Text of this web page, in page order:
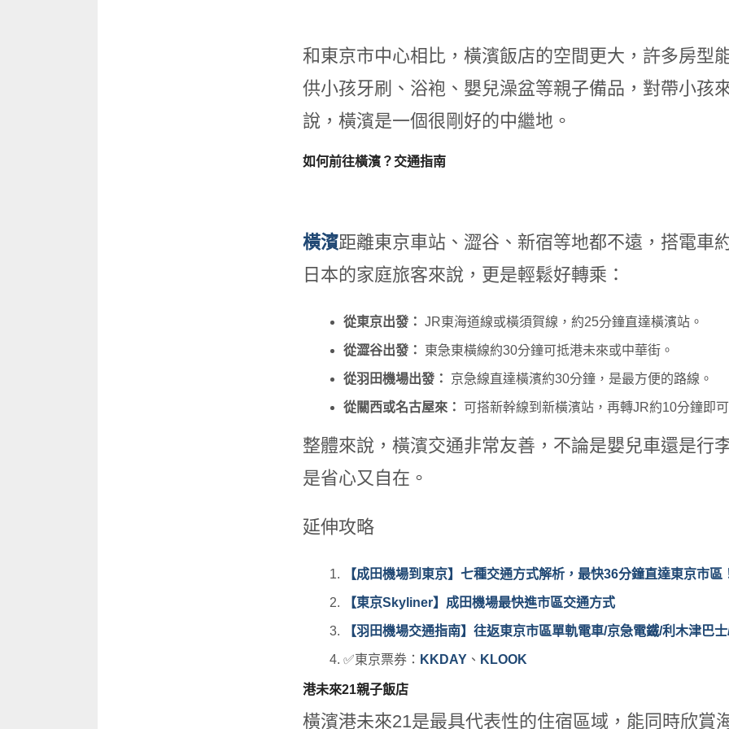
和東京市中心相比，橫濱飯店的空間更大，許多房型
供小孩牙刷、浴袍、嬰兒澡盆等親子備品，對帶小孩
說，橫濱是一個很剛好的中繼地。
如何前往橫濱？交通指南
橫濱距離東京車站、澀谷、新宿等地都不遠，搭電車
日本的家庭旅客來說，更是輕鬆好轉乘：
從東京出發： JR東海道線或橫須賀線，約25分鐘直達橫濱站。
從澀谷出發： 東急東橫線約30分鐘可抵港未來或中華街。
從羽田機場出發： 京急線直達橫濱約30分鐘，是最方便的路線。
從關西或名古屋來： 可搭新幹線到新橫濱站，再轉JR約10分鐘即
整體來說，橫濱交通非常友善，不論是嬰兒車還是行
是省心又自在。
延伸攻略
【成田機場到東京】七種交通方式解析，最快36分鐘直達東京市區
【東京Skyliner】成田機場最快進市區交通方式
【羽田機場交通指南】往返東京市區單軌電車/京急電鐵/利木津巴
✅東京票券： KKDAY、 KLOOK
港未來21親子飯店
橫濱港未來21是最具代表性的住宿區域，能同時欣賞